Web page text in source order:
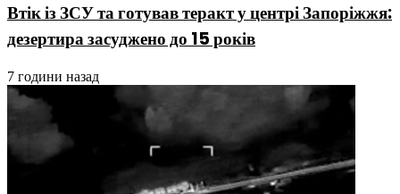
Втік із ЗСУ та готував теракт у центрі Запоріжжя:
дезертира засуджено до 15 років
7 години назад